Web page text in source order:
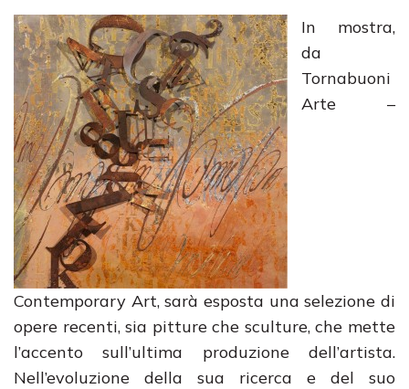
In mostra,
da
Tornabuoni
Arte –
Contemporary Art, sarà esposta una selezione di
opere recenti, sia pitture che sculture, che mette
l’accento sull’ultima produzione dell’artista.
Nell’evoluzione della sua ricerca e del suo